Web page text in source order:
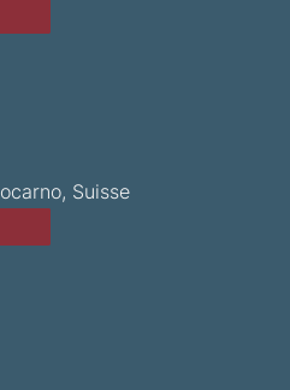
Suisse